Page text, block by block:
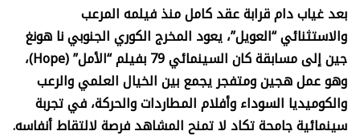
بعد غياب دام قرابة عقد كامل منذ فيلمه المرعب
والاستثنائي “العويل”، يعود المخرج الكوري الجنوبي نا هونغ
جين إلى مسابقة كان السينمائي 79 بفيلم “الأمل” (
Hope)،
وهو عمل هجين ومتفجر يجمع بين الخيال العلمي والرعب
والكوميديا السوداء وأفلام المطاردات والحركة، في تجربة
سينمائية جامحة تكاد لا تمنح المشاهد فرصة لالتقاط أنفاسه.